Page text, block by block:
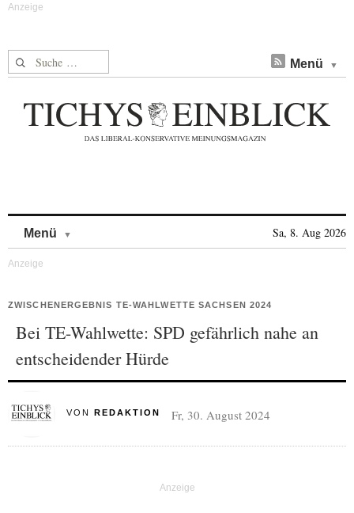
Suche nach: Menü
Menü Sa, 8. Aug 2026
ZWISCHENERGEBNIS TE-WAHLWETTE SACHSEN 2024
Bei TE-Wahlwette: SPD gefährlich nahe an
entscheidender Hürde
VON REDAKTION Fr, 30. August 2024